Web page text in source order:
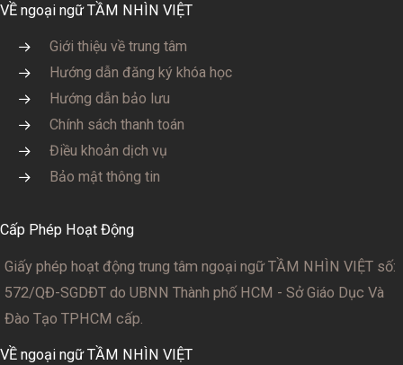
VỀ ngoại ngữ TẦM NHÌN VIỆT
Giới thiệu về trung tâm
Hướng dẫn đăng ký khóa học
Hướng dẫn bảo lưu
Chính sách thanh toán
Điều khoản dịch vụ
Bảo mật thông tin
Cấp Phép Hoạt Động
Giấy phép hoạt động trung tâm ngoại ngữ TẦM NHÌN VIỆT số:
572/QĐ-SGDĐT do UBNN Thành phố HCM - Sở Giáo Dục Và
Đào Tạo TPHCM cấp.
VỀ ngoại ngữ TẦM NHÌN VIỆT